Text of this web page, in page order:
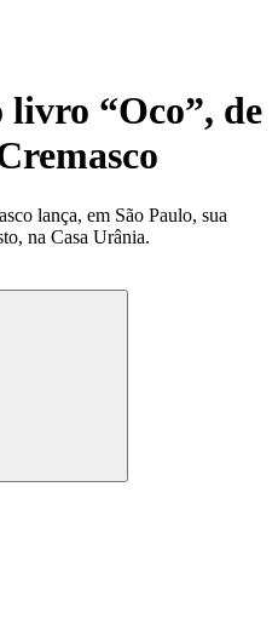
“Oco”, de
lança, em São Paulo, sua
na Casa Urânia.